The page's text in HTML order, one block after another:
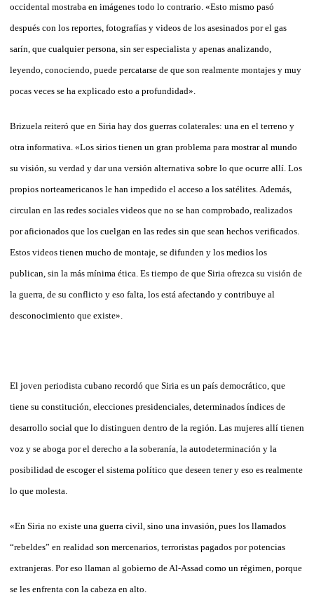
occidental mostraba en imágenes todo lo contrario. «Esto mismo pasó
después con los reportes, fotografías y videos de los asesinados por el gas
sarín, que cualquier persona, sin ser especialista y apenas analizando,
leyendo, conociendo, puede percatarse de que son realmente montajes y muy
pocas veces se ha explicado esto a profundidad».
Brizuela reiteró que en Siria hay dos guerras colaterales: una en el terreno y
otra informativa. «Los sirios tienen un gran problema para mostrar al mundo
su visión, su verdad y dar una versión alternativa sobre lo que ocurre allí. Los
propios norteamericanos le han impedido el acceso a los satélites. Además,
circulan en las redes sociales videos que no se han comprobado, realizados
por aficionados que los cuelgan en las redes sin que sean hechos verificados.
Estos videos tienen mucho de montaje, se difunden y los medios los
publican, sin la más mínima ética. Es tiempo de que Siria ofrezca su visión de
la guerra, de su conflicto y eso falta, los está afectando y contribuye al
desconocimiento que existe».
El joven periodista cubano recordó que Siria es un país democrático, que
tiene su constitución, elecciones presidenciales, determinados índices de
desarrollo social que lo distinguen dentro de la región. Las mujeres allí tienen
voz y se aboga por el derecho a la soberanía, la autodeterminación y la
posibilidad de escoger el sistema político que deseen tener y eso es realmente
lo que molesta.
«En Siria no existe una guerra civil, sino una invasión, pues los llamados
“rebeldes” en realidad son mercenarios, terroristas pagados por potencias
extranjeras. Por eso llaman al gobierno de Al-Assad como un régimen, porque
se les enfrenta con la cabeza en alto.